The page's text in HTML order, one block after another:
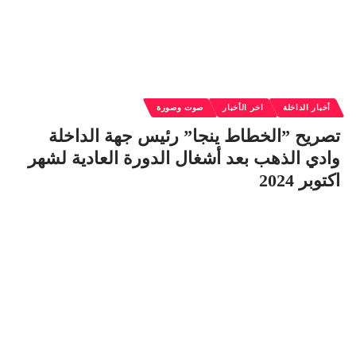
أخبار الداخلة اخر الأخبار صوت وصورة
تصريح ”الخطاط ينجا” رئيس جهة الداخلة
وادي الذهب بعد أشغال الدورة العادية لشهر
اكتوبر 2024